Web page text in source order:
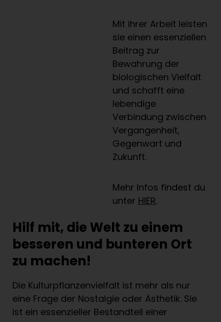
Mit ihrer Arbeit leisten
sie einen essenziellen
Beitrag zur
Bewahrung der
biologischen Vielfalt
und schafft eine
lebendige
Verbindung zwischen
Vergangenheit,
Gegenwart und
Zukunft.
Mehr Infos findest du
unter HIER.
Hilf mit, die Welt zu einem
besseren und bunteren Ort
zu machen!
Die Kulturpflanzenvielfalt ist mehr als nur
eine Frage der Nostalgie oder Ästhetik. Sie
ist ein essenzieller Bestandteil einer